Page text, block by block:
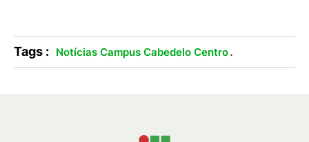
Tags : Notícias Campus Cabedelo Centro.